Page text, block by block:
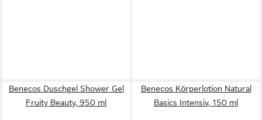
Benecos Duschgel Shower Gel
Fruity Beauty, 950 ml
Benecos Körperlotion Natural
Basics Intensiv, 150 ml